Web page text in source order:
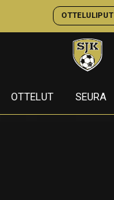
OTTELULIPUT
OTTELUT SEURA